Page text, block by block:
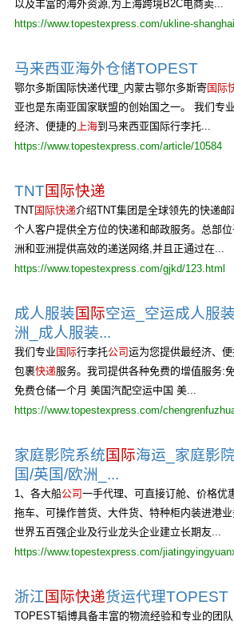
以及丰富的海外资源,为上海跨境B2C电商卖...
https://www.topestexpress.com/ukline-
马来西亚海外仓储TOPEST
鄂尔多斯国际快递代理_内蒙古鄂尔多斯寄国际
亚也是东南亚国家联盟的创始国之一。 我们专
经济、便捷的 上海到马来西亚国际行李托...
https://www.topestexpress.com/article/10584
TNT国际快递
TNT国际快递介绍TNT集团是全球领先的快递
个人客户提供全方位的快递和邮政服务。总部
洲和亚洲提供高效的递送网络,并且正通过在...
https://www.topestexpress.com/gjkd/123.html
成人服装国际空运_空运成人服
洲_成人服装...
我们专业 国际行李托公司运为您提供最经济、便
包裹快递服务。我司提供各种免费的增值服务:
免费仓储一个月 美国汽配空运中国 美...
https://www.topestexpress.com/
家庭影院系统国际海运_家庭影
国/英国/欧洲_...
1、各大船公司一手代理、可直接订舱、价格优
拖车、可操作普货、大件货、特种柜内装进港
世界五百强企业及行业龙头企业建立长期友...
https://www.topestexpress.com/
浙江 国际快递货运代理TOPEST
TOPEST韬博具备丰富的物流经验和专业的团